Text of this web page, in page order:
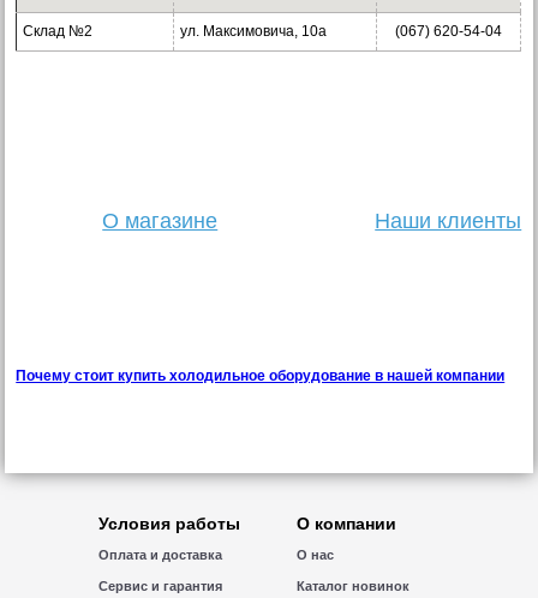
Склад №2 ул. Максимовича, 10а (067) 620-54-04
О магазине Наши клиенты
Почему стоит купить холодильное оборудование в нашей компании
Условия работы
Оплата и доставка
Сервис и гарантия
О компании
О нас
Каталог новинок